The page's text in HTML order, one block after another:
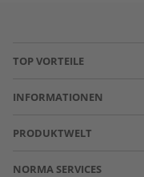
TOP VORTEILE
INFORMATIONEN
PRODUKTWELT
NORMA SERVICES